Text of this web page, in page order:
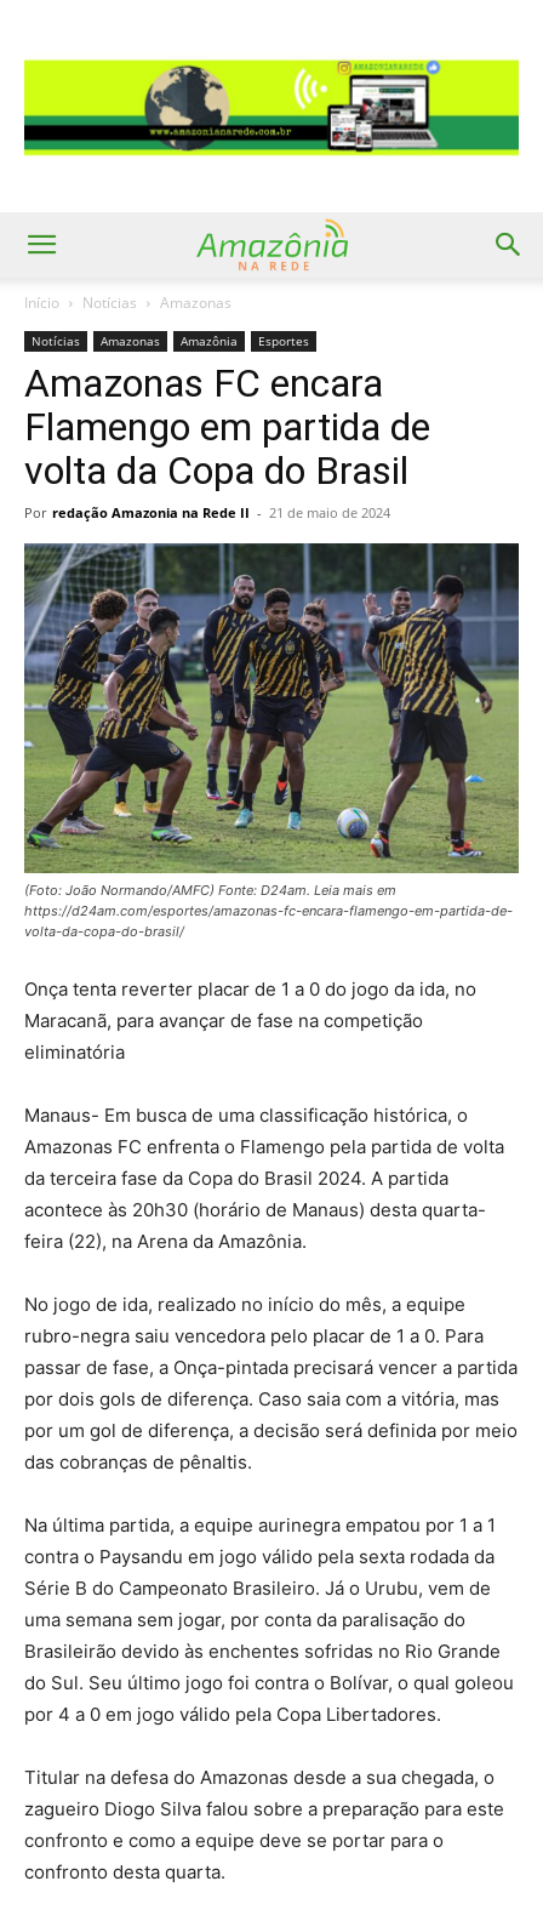
Início Notícias Amazonas
Notícias Amazonas Amazônia Esportes
Amazonas FC encara
Flamengo em partida de
volta da Copa do Brasil
Por redação Amazonia na Rede II - 21 de maio de 2024
(Foto: João Normando/AMFC) Fonte: D24am. Leia mais em
https://d24am.com/esportes/amazonas-fc-encara-flamengo-em-partida-de-
volta-da-copa-do-brasil/
Onça tenta reverter placar de 1 a 0 do jogo da ida, no
Maracanã, para avançar de fase na competição
eliminatória
Manaus- Em busca de uma classificação histórica, o
Amazonas FC enfrenta o Flamengo pela partida de volta
da terceira fase da Copa do Brasil 2024. A partida
acontece às 20h30 (horário de Manaus) desta quarta-
feira (22), na Arena da Amazônia.
No jogo de ida, realizado no início do mês, a equipe
rubro-negra saiu vencedora pelo placar de 1 a 0. Para
passar de fase, a Onça-pintada precisará vencer a partida
por dois gols de diferença. Caso saia com a vitória, mas
por um gol de diferença, a decisão será definida por meio
das cobranças de pênaltis.
Na última partida, a equipe aurinegra empatou por 1 a 1
contra o Paysandu em jogo válido pela sexta rodada da
Série B do Campeonato Brasileiro. Já o Urubu, vem de
uma semana sem jogar, por conta da paralisação do
Brasileirão devido às enchentes sofridas no Rio Grande
do Sul. Seu último jogo foi contra o Bolívar, o qual goleou
por 4 a 0 em jogo válido pela Copa Libertadores.
Titular na defesa do Amazonas desde a sua chegada, o
zagueiro Diogo Silva falou sobre a preparação para este
confronto e como a equipe deve se portar para o
confronto desta quarta.